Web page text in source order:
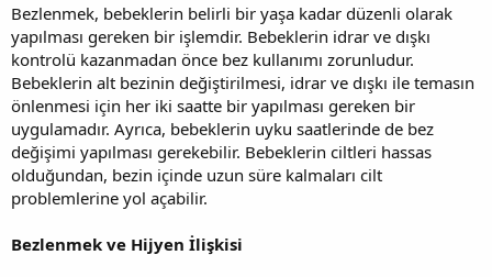
Bezlenmek, bebeklerin belirli bir yaşa kadar düzenli olarak
yapılması gereken bir işlemdir. Bebeklerin idrar ve dışkı
kontrolü kazanmadan önce bez kullanımı zorunludur.
Bebeklerin alt bezinin değiştirilmesi, idrar ve dışkı ile temasın
önlenmesi için her iki saatte bir yapılması gereken bir
uygulamadır. Ayrıca, bebeklerin uyku saatlerinde de bez
değişimi yapılması gerekebilir. Bebeklerin ciltleri hassas
olduğundan, bezin içinde uzun süre kalmaları cilt
problemlerine yol açabilir.
Bezlenmek ve Hijyen İlişkisi